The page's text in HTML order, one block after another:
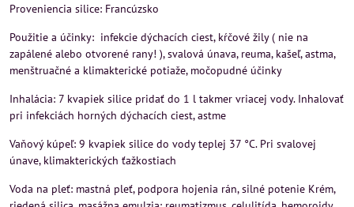
Proveniencia silice: Francúzsko
Použitie a účinky: infekcie dýchacích ciest, kŕčové žily ( nie na
zapálené alebo otvorené rany! ), svalová únava, reuma, kašeľ, astma,
menštruačné a klimakterické potiaže, močopudné účinky
Inhalácia: 7 kvapiek silice pridať do 1 l takmer vriacej vody. Inhalovať
pri infekciách horných dýchacích ciest, astme
Vaňový kúpeľ: 9 kvapiek silice do vody teplej 37 °C. Pri svalovej
únave, klimakterických ťažkostiach
Voda na pleť: mastná pleť, podpora hojenia rán, silné potenie Krém,